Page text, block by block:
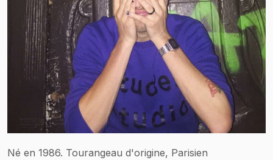
Né en 1986. Tourangeau d'origine, Parisien